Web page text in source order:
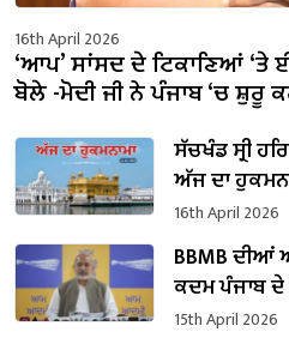
16th April 2026
‘ਆਪ’ ਸਾਂਸਦ ਦੇ ਟਿਕਾਣਿਆਂ ‘ਤੇ
ਬੋਲੇ -ਮੋਦੀ ਜੀ ਨੇ ਪੰਜਾਬ ‘ਚ ਸ਼ੁਰੂ
ਸੱਚਖੰਡ ਸ੍ਰੀ
ਅੱਜ ਦਾ
16th April 2026
BBMB ਦੀਆਂ
ਕਦਮ ਪੰਜਾਬ
ਕਰਨ ਦੀ
15th April 2026